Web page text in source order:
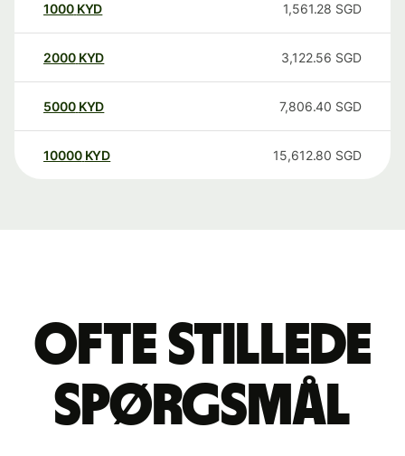
1000 KYD 1,561.28 SGD
2000 KYD 3,122.56 SGD
5000 KYD 7,806.40 SGD
10000 KYD 15,612.80 SGD
Ofte stillede
spørgsmål